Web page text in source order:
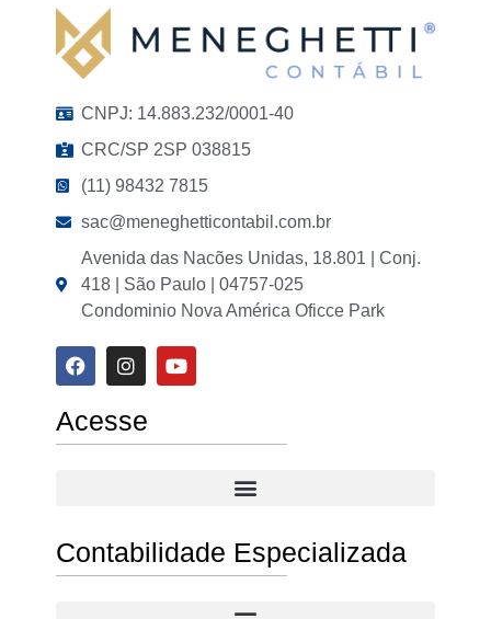
CNPJ: 14.883.232/0001-40
CRC/SP 2SP 038815
(11) 98432 7815
sac@meneghetticontabil.com.br
Avenida das Nacões Unidas, 18.801 | Conj.
418 | São Paulo | 04757-025
Condominio Nova América Oficce Park
Acesse
Contabilidade Especializada